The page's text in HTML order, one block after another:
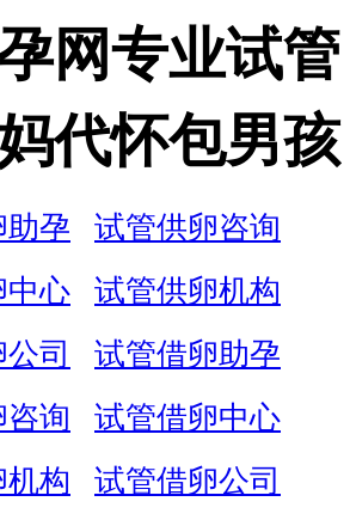
网专业试管
代怀包男孩
助孕
试管供卵咨询
中心
试管供卵机构
司
试管借卵助孕
询
试管借卵中心
构
试管借卵公司